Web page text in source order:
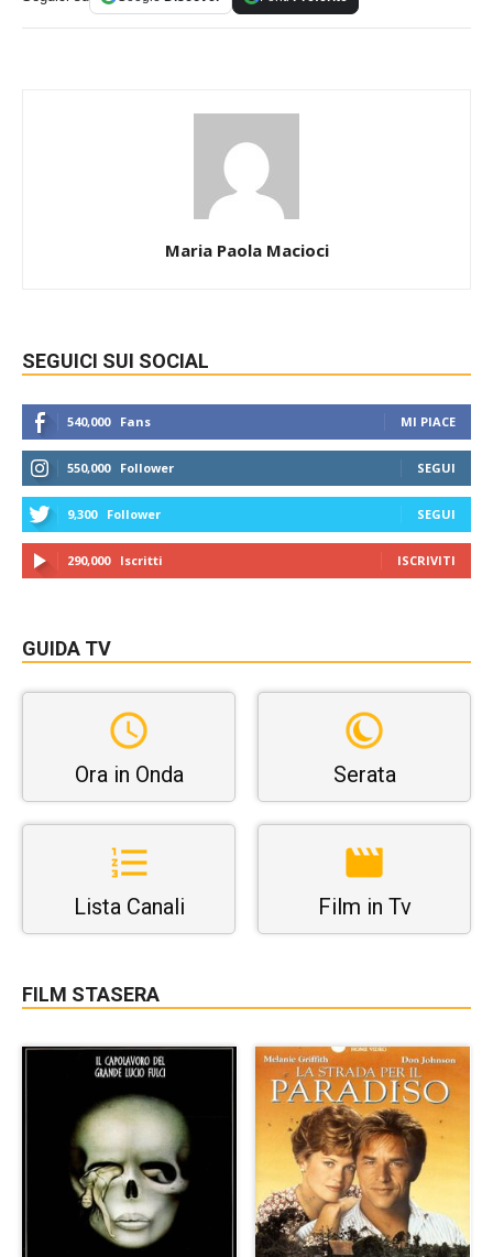
Maria Paola Macioci
SEGUICI SUI SOCIAL
540,000 Fans MI PIACE
550,000 Follower SEGUI
9,300 Follower SEGUI
290,000 Iscritti ISCRIVITI
GUIDA TV
Ora in Onda Serata
Lista Canali Film in Tv
FILM STASERA